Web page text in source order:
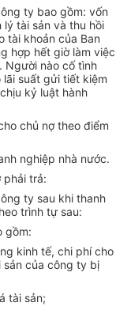
ty bao gồm: vốn
tài sản và thu hồi
tài khoản của Ban
hợp hết giờ làm việc
Người nào cố tình
suất gửi tiết kiệm
kỷ luật hành
chủ nợ theo điểm
nghiệp nhà nước.
phải trả:
ty sau khi thanh
trình tự sau:
gồm:
kinh tế, chi phí cho
sản của công ty bị
tài sản;